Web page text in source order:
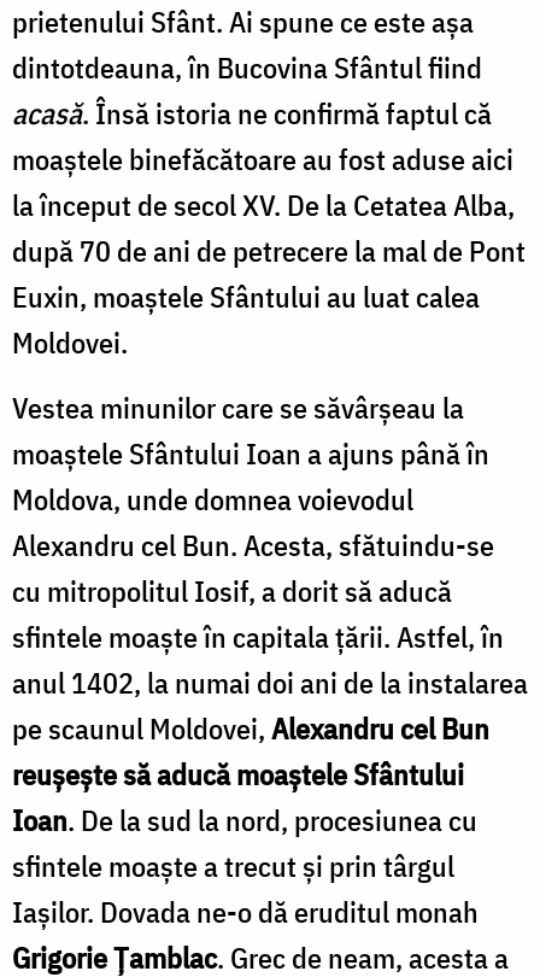
prietenului Sfânt. Ai spune ce este aşa
dintotdeauna, în Bucovina Sfântul fiind
acasă. Însă istoria ne confirmă faptul că
moaştele binefăcătoare au fost aduse aici
la început de secol XV. De la Cetatea Alba,
după 70 de ani de petrecere la mal de Pont
Euxin, moaştele Sfântului au luat calea
Moldovei.
Vestea minunilor care se săvârșeau la
moaștele Sfântului Ioan a ajuns până în
Moldova, unde domnea voievodul
Alexandru cel Bun. Acesta, sfătuindu-se
cu mitropolitul Iosif, a dorit să aducă
sfintele moaște în capitala ţării. Astfel, în
anul 1402, la numai doi ani de la instalarea
pe scaunul Moldovei,Alexandru cel Bun
reușește să aducă moaștele Sfântului
Ioan. De la sud la nord, procesiunea cu
sfintele moaşte a trecut şi prin târgul
Iaşilor. Dovada ne-o dă eruditul monah
Grigorie Țamblac. Grec de neam, acesta a